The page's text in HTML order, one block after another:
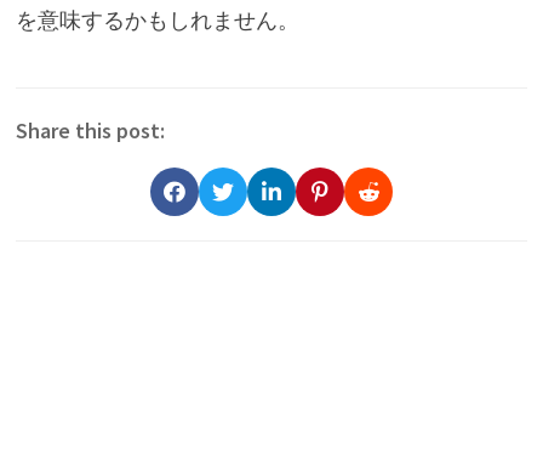
を意味するかもしれません。
Share this post: